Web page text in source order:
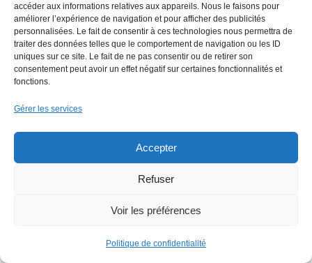
accéder aux informations relatives aux appareils. Nous le faisons pour
améliorer l’expérience de navigation et pour afficher des publicités
personnalisées. Le fait de consentir à ces technologies nous permettra de
traiter des données telles que le comportement de navigation ou les ID
uniques sur ce site. Le fait de ne pas consentir ou de retirer son
consentement peut avoir un effet négatif sur certaines fonctionnalités et
fonctions.
Gérer les services
Accepter
Refuser
Voir les préférences
Politique de confidentialité
Faire un don (déductible des
impôts) à Hello Gazette